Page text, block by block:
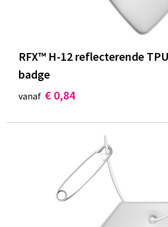
RFX™ H-12 reflecterende
badge
vanaf € 0,84